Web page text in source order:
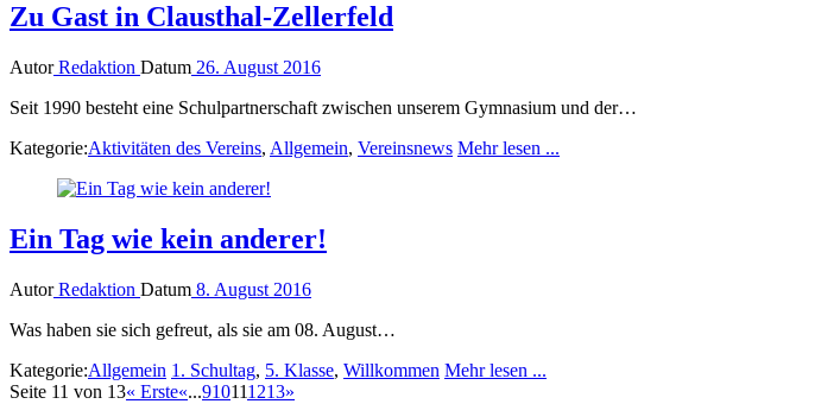
Zu Gast in Clausthal-Zellerfeld
AutorRedaktion Datum 26. August 2016
Seit 1990 besteht eine Schulpartnerschaft zwischen unserem Gymnasium und der…
Kategorie:Aktivitäten des Vereins, Allgemein, Vereinsnews Mehr lesen ...
Ein Tag wie kein anderer!
AutorRedaktion Datum 8. August 2016
Was haben sie sich gefreut, als sie am 08. August…
Kategorie:Allgemein 1. Schultag, 5. Klasse, Willkommen Mehr lesen ...
Seite 11 von 13« Erste«...910111213»